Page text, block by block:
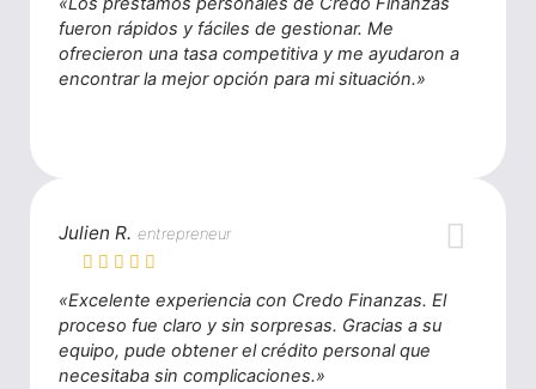
fueron rápidos y fáciles de gestionar. Me
ofrecieron una tasa competitiva y me ayudaron a
encontrar la mejor opción para mi situación.»
Julien R. entrepreneur
«Excelente experiencia con Credo Finanzas. El
proceso fue claro y sin sorpresas. Gracias a su
equipo, pude obtener el crédito personal que
necesitaba sin complicaciones.»